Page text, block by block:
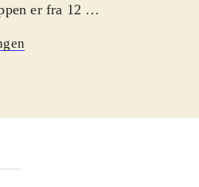
er fra 12 år.
for vold
men nu
indikerer at det